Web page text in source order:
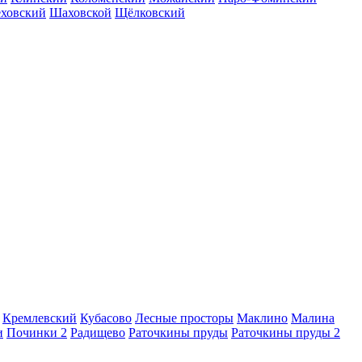
Шаховской Щёлковский
Кремлевский Кубасово Лесные просторы Маклино Малина
Починки 2 Радищево Раточкины пруды Раточкины пруды 2